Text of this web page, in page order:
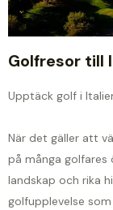
Golfresor till
Upptäck golf i
När det gäller att
på många golfares
landskap och rika
golfupplevelse